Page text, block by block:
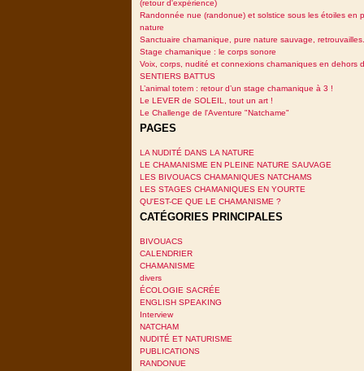
(retour d'expérience)
Randonnée nue (randonue) et solstice sous les étoiles en
nature
Sanctuaire chamanique, pure nature sauvage,
Stage chamanique : le corps sonore
Voix, corps, nudité et connexions chamaniques en dehors
SENTIERS BATTUS
L’animal totem : retour d’un stage chamanique à 3 !
Le LEVER de SOLEIL, tout un art !
Le Challenge de l'Aventure "Natchame"
PAGES
LA NUDITÉ DANS LA NATURE
LE CHAMANISME EN PLEINE NATURE SAUVAGE
LES BIVOUACS CHAMANIQUES NATCHAMS
LES STAGES CHAMANIQUES EN YOURTE
QU'EST-CE QUE LE CHAMANISME ?
CATÉGORIES PRINCIPALES
BIVOUACS
CALENDRIER
CHAMANISME
divers
ÉCOLOGIE SACRÉE
ENGLISH SPEAKING
Interview
NATCHAM
NUDITÉ ET NATURISME
PUBLICATIONS
RANDONUE